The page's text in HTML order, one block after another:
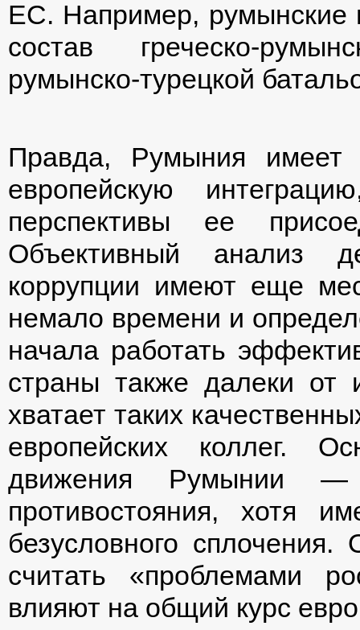
ЕС. Например, румынские
состав греческо-
румынско-турецкой
Правда, Румыния
европейскую
перспективы ее
Объективный анализ
коррупции имеют еще
немало времени и
начала работать
страны также далеки от
хватает таких
европейских коллег.
движения Румынии —
противостояния, хотя
безусловного
считать «проблемами
влияют на общий курс